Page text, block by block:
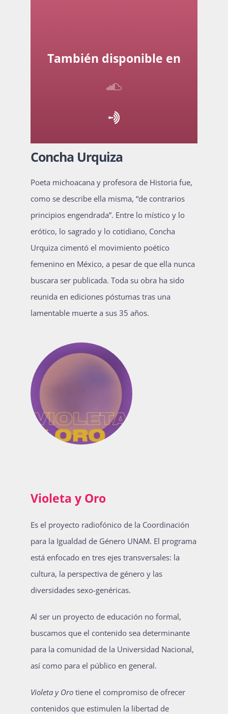
Blog
Recursos
Súmate
Publicaciones
Bienvenida generación 2027-1
También disponible en
Concha Urquiza
Poeta michoacana y profesora de Historia fue,
como se describe ella misma, “de contrarios
principios engendrada”. Entre lo místico y lo
erótico, lo sagrado y lo cotidiano, Concha
Urquiza cimentó el movimiento poético
femenino en México, a pesar de que ella nunca
buscara ser publicada. Toda su obra ha sido
reunida en ediciones póstumas tras una
lamentable muerte a sus 35 años.
Violeta y Oro
Es el proyecto radiofónico de la Coordinación
para la Igualdad de Género UNAM. El programa
está enfocado en tres ejes transversales: la
cultura, la perspectiva de género y las
diversidades sexo-genéricas.
Al ser un proyecto de educación no formal,
buscamos que el contenido sea determinante
para la comunidad de la Universidad Nacional,
así como para el público en general.
Violeta y Oro tiene el compromiso de ofrecer
contenidos que estimulen la libertad de